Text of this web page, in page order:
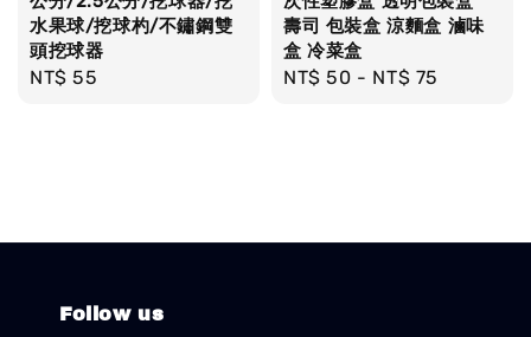
水果球/挖球杓/不鏽鋼雙
頭挖球器
Regular
NT$ 55
壽司 包裝盒 涼麵盒 滷味
盒 冷菜盒
Regular
NT$ 50 - NT$ 75
Follow us